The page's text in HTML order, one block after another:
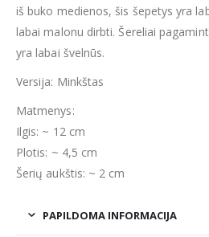
iš buko medienos, šis šepetys yra
labai malonu dirbti. Šereliai
yra labai švelnūs.
Versija: Minkštas
Matmenys:
Ilgis: ~ 12 cm
Plotis: ~ 4,5 cm
Šerių aukštis: ~ 2 cm
PAPILDOMA INFORMACIJA